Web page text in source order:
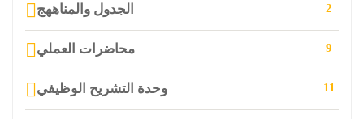
الجدول والمناههج 2
محاضرات العملي 9
وحدة التشريح الوظيفي 11